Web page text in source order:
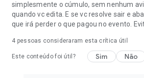
simplesmente o cúmulo, sem nenhum
quando vc edita. E se vc resolve sair e
que irá perder o que pagou no evento.
4 pessoas consideraram esta crítica útil
Este conteúdo foi útil? Sim Não